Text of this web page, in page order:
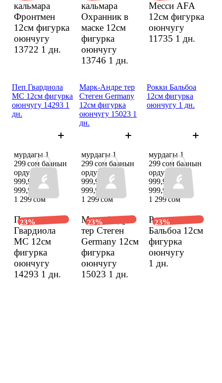
кальмара
Фронтмен
12см фигурка
оюнчугу
13722 1 дн.
кальмара
Охранник в
маске 12см
фигурка
оюнчугу
13746 1 дн.
Месси AFA
12см фигурка
оюнчугу
11735 1 дн.
Пеп Гвардиола
MC 12см фигурка
оюнчугу 14293 1
дн.
Пеп
Гвардиола
MC 12см
фигурка
оюнчугу
14293 1 дн.
мурдагы 1
299 сом баанын
ордуна
999,97 сом
999,97 сом
1 299 сом
23%
Марк-Андре тер
Стеген Germany
12см фигурка
оюнчугу 15023 1
дн.
Марк-Андре
тер Стеген
Germany 12см
фигурка
оюнчугу
15023 1 дн.
мурдагы 1
299 сом баанын
ордуна
999,97 сом
999,97 сом
1 299 сом
23%
Рокки Бальбоа
12см фигурка
оюнчугу 1 дн.
Рокки
Бальбоа 12см
фигурка
оюнчугу
1 дн.
мурдагы 1
299 сом баанын
ордуна
999,97 сом
999,97 сом
1 299 сом
23%